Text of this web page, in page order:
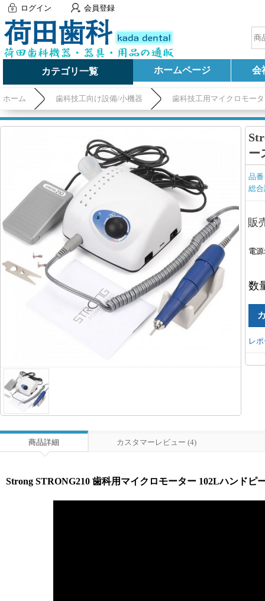
ログイン 会員登録
カテゴリ一覧 ホームページ 会
ホーム 歯科技工向け設備/小機器 歯科技工用マイクロモー
ー
品
総
販
電源:
数
レ
商品詳細 カスタマーレビュー (4)
Strong STRONG210 歯科用マイクロモーター 102Lハンドピ